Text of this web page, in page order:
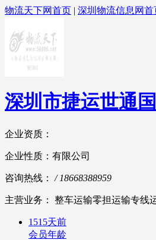
物流天下网首页 | 深圳物流信息网首
深圳市捷运世通
企业资质：
企业性质：有限公司
咨询热线： / 18668388959
主营业务： 整车运输零担运输专线
1515天前
会员年龄